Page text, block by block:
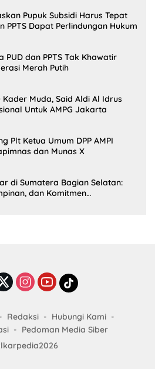
Pupuk Subsidi Harus Tepat
PPTS Dapat Perlindungan Hukum
PUD dan PPTS Tak Khawatir
Merah Putih
Muda, Said Aldi Al Idrus
Untuk AMPG Jakarta
Plt Ketua Umum DPP AMPI
dan Munas X
di Sumatera Bagian Selatan:
dan Komitmen
Redaksi
Hubungi Kami
Pedoman Media Siber